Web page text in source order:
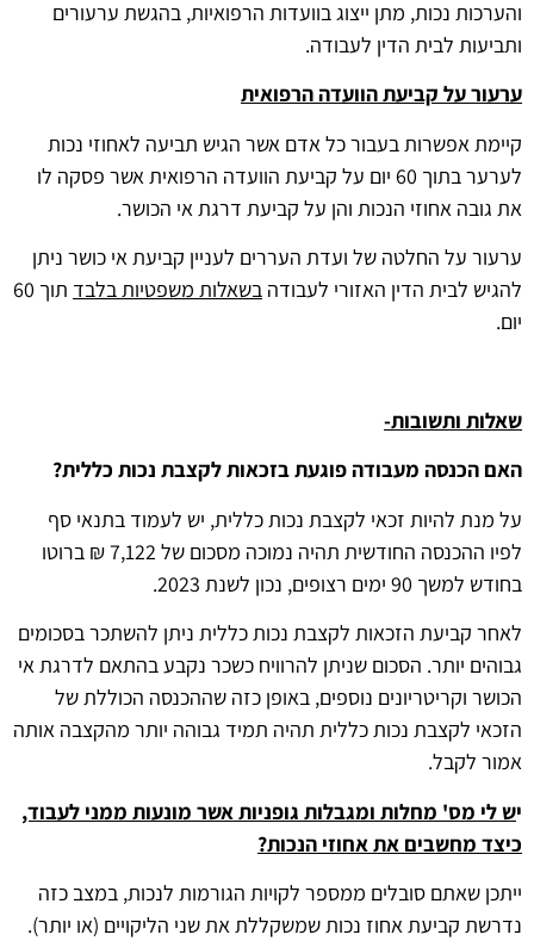
והערכות נכות, מתן ייצוג בוועדות הרפואיות, בהגשת ערעורים
ותביעות לבית הדין לעבודה.
ערעור על קביעת הוועדה הרפואית
קיימת אפשרות בעבור כל אדם אשר הגיש תביעה לאחוזי נכות
לערער בתוך 60 יום על קביעת הוועדה הרפואית אשר פסקה לו
את גובה אחוזי הנכות והן על קביעת דרגת אי הכושר.
ערעור על החלטה של ועדת העררים לעניין קביעת אי כושר ניתן
להגיש לבית הדין האזורי לעבודה בשאלות משפטיות בלבד
תוך 60
יום.
שאלות ותשובות-
האם הכנסה מעבודה פוגעת בזכאות לקצבת נכות כללית?
על מנת להיות זכאי לקצבת נכות כללית, יש לעמוד בתנאי סף
לפיו ההכנסה החודשית תהיה נמוכה מסכום של 7,122 ₪ ברוטו
בחודש למשך 90 ימים רצופים, נכון לשנת 2023.
לאחר קביעת הזכאות לקצבת נכות כללית ניתן להשתכר בסכומים
גבוהים יותר. הסכום שניתן להרוויח כשכר נקבע בהתאם לדרגת אי
הכושר וקריטריונים נוספים, באופן כזה שההכנסה הכוללת של
הזכאי לקצבת נכות כללית תהיה תמיד גבוהה יותר מהקצבה אותה
אמור לקבל.
יש לי מס' מחלות ומגבלות גופניות אשר מונעות ממני לעבוד,
כיצד מחשבים את אחוזי הנכות?
ייתכן שאתם סובלים ממספר לקויות הגורמות לנכות, במצב כזה
נדרשת קביעת אחוז נכות שמשקללת את שני הליקויים (או יותר).